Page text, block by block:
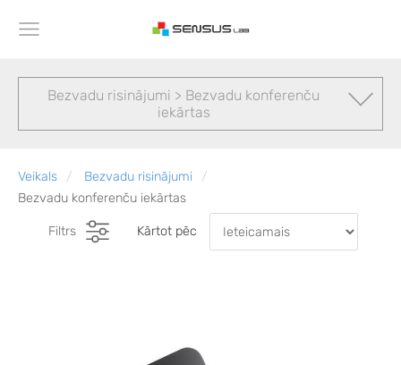
Bezvadu risinājumi > Bezvadu konferenču
iekārtas
Veikals
Bezvadu risinājumi
Bezvadu konferenču iekārtas
Filtrs Kārtot pēc